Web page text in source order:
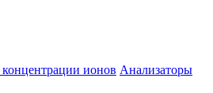
ионов Анализаторы